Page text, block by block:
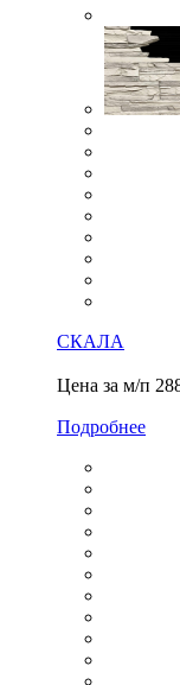
СКАЛА
Цена за м/п
Подробнее